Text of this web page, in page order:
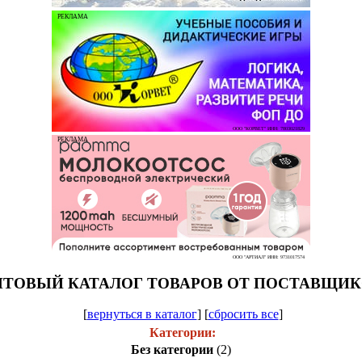
РЕКЛАМА
ООО "КОРВЕТ" ИНН: 7803021829
РЕКЛАМА
ООО "АРТИАЛ" ИНН: 9731017574
КАТАЛОГ ТОВАРОВ ОТ
[вернуться в каталог] [сбросить все]
Категории:
Без категории (2)